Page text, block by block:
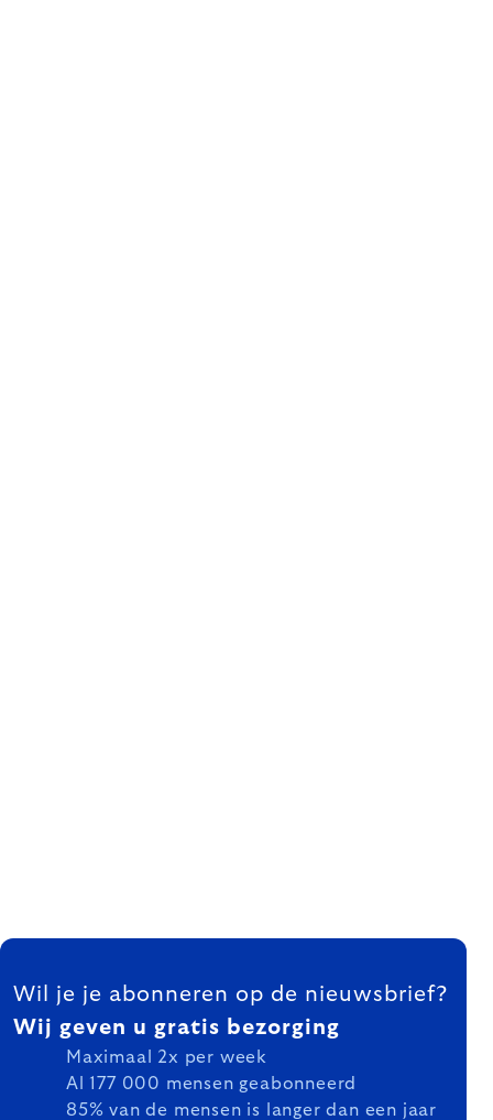
FOOTER
Wil je je abonneren op de nieuwsbrief?
Wij geven u gratis bezorging
Maximaal 2x per week
Al 177 000 mensen geabonneerd
85% van de mensen is langer dan een jaar